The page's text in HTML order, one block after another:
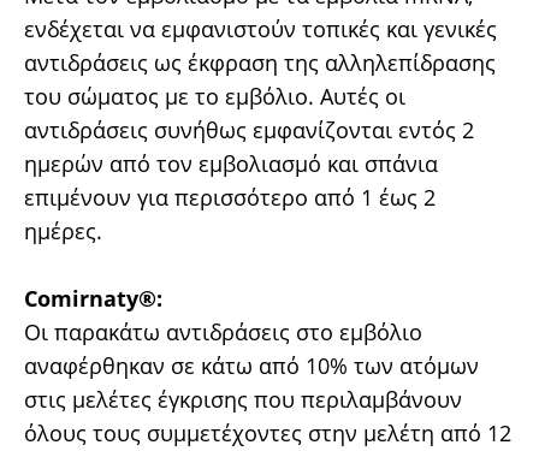
ενδέχεται να εμφανιστούν τοπικές και γενικές
αντιδράσεις ως έκφραση της αλληλεπίδρασης
του σώματος με το εμβόλιο. Αυτές οι
αντιδράσεις συνήθως εμφανίζονται εντός 2
ημερών από τον εμβολιασμό και σπάνια
επιμένουν για περισσότερο από 1 έως 2
ημέρες.
Comirnaty®:
Οι παρακάτω αντιδράσεις στο εμβόλιο
αναφέρθηκαν σε κάτω από 10% των ατόμων
στις μελέτες έγκρισης που περιλαμβάνουν
όλους τους συμμετέχοντες στην μελέτη από 12